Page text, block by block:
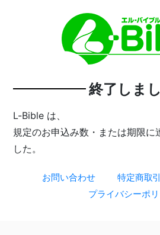
終了しま
L-Bible は、
規定のお申込み数・または期限に
した。
お問い合わせ
特定商取
プライバシーポ